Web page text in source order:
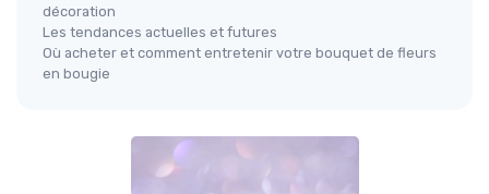
décoration
Les tendances actuelles et futures
Où acheter et comment entretenir votre bouquet de fleurs
en bougie